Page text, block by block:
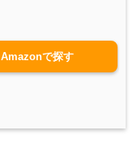
Amazonで探す